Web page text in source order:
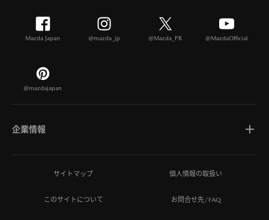
Mazda Japan @mazda_jp @Mazda_PR @MazdaOfficial
@mazdajapan
企業情報
マツダについて
ひとを想う価値創造
サイトマップ 個人情報の取扱い
このサイトについて お問合せ先/FAQ